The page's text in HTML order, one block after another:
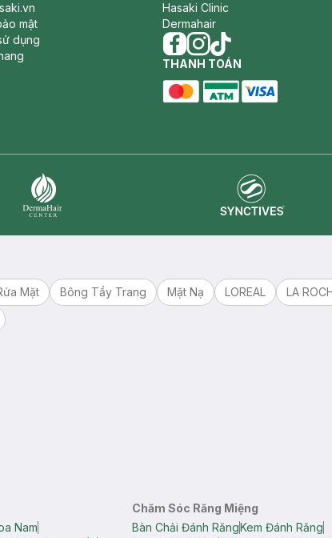
mật
dụng
Hasaki Clinic
Dermahair
facebook
instagram
tiktok
THANH TOÁN
Mặt Bông Tẩy Trang Mặt Nạ LOREAL
LA
Nam
Chăm Sóc Răng Miệng
Bàn Chải Đánh RăngKem Đánh Răng